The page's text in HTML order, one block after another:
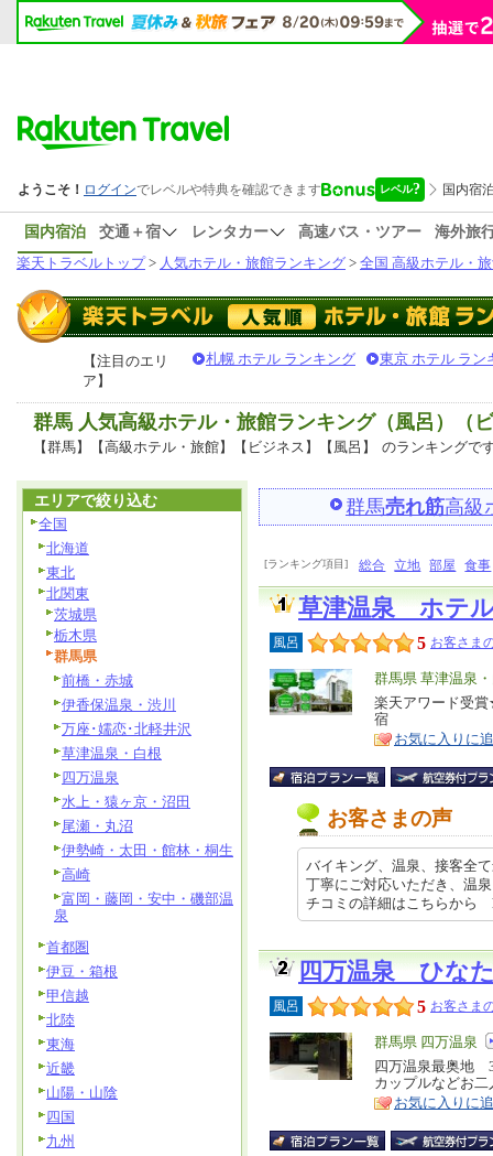
国内宿泊 交通＋宿 レンタカー 高速バス・ツアー
海外旅
楽天トラベルトップ> 人気ホテル・旅館ランキング > 全国 高級ホテル・
【注目のエリ
ア】
札幌 ホテル ランキング 東京 ホテル ラン
群馬 人気高級ホテル・旅館ランキング（風呂）（
【群馬】【高級ホテル・旅館】【ビジネス】【風呂】 のランキングで
群馬売れ筋高級
[ランキング項目] 総合 立地 部屋 食事
草津温泉 ホテ
風呂 5 お客さま
エ
リ
ア
群馬県 草津温泉
特
徴
楽天アワード受
宿
お気に入りに
お客さまの声
バイキング、温泉、接客全
丁寧にご対応いただき、温
チコミの詳細はこちらか
四万温泉 ひな
風呂 5 お客さま
エ
リ
ア
群馬県 四万温泉
特
徴
四万温泉最奥地
カップルなどお
お気に入りに
エリアで絞り込む
全国
北海道
東北
北関東
茨城県
栃木県
群馬県
前橋・赤城
伊香保温泉・渋川
万座･嬬恋･北軽井沢
草津温泉・白根
四万温泉
水上・猿ヶ京・沼田
尾瀬・丸沼
伊勢崎・太田・館林・桐生
高崎
富岡・藤岡・安中・磯部温
泉
首都圏
伊豆・箱根
甲信越
北陸
東海
近畿
山陽・山陰
四国
九州